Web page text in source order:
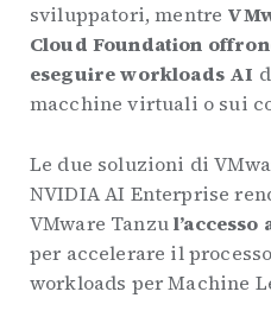
sviluppatori, mentre
Cloud Foundation
eseguire workloads AI
macchine virtuali o sui
Le due soluzioni di
NVIDIA AI Enterprise
VMware Tanzul’accesso
per accelerare il
workloads per Machine